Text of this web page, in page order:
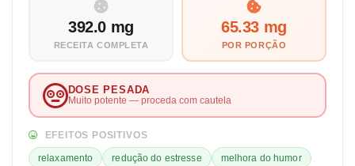
392.0 mg
RECEITA COMPLETA
65.33 mg
POR PORÇÃO
DOSE PESADA
Muito potente — proceda com cautela
EFEITOS POSITIVOS
relaxamento redução do estresse
melhora do humor